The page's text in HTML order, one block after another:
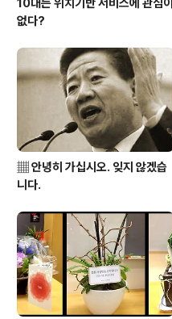
10대는 위치기반 서비스에 관심이
없다?
▦ 안녕히 가십시오. 잊지 않겠습
니다.